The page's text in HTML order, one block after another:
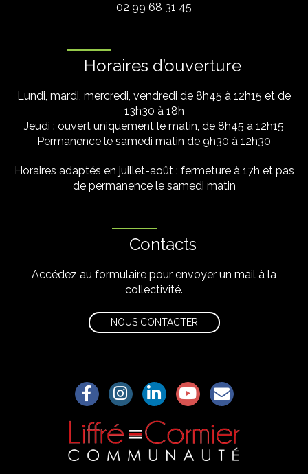
02 99 68 31 45
Horaires d’ouverture
Lundi, mardi, mercredi, vendredi de 8h45 à 12h15 et de
13h30 à 18h
Jeudi : ouvert uniquement le matin, de 8h45 à 12h15
Permanence le samedi matin de 9h30 à 12h30
Horaires adaptés en juillet-août : fermeture à 17h et pas
de permanence le samedi matin
Contacts
Accédez au formulaire pour envoyer un mail à la
collectivité.
NOUS CONTACTER
Lien vers le compte Facebook
Lien vers le compte Instagram
Lien vers le compte Linkedin
Lien vers la chaîne
S'aWonner à